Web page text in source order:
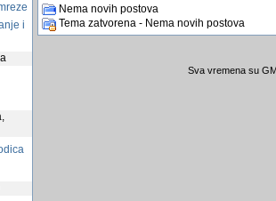
i
Nema novih postova
Tema zatvorena - Nema novih postova
Sva vremena su